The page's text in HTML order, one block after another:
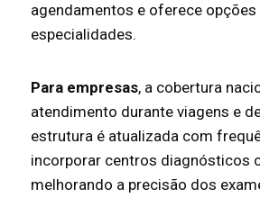
agendamentos e oferece
especialidades.
Para empresas, a cobertura
atendimento durante viagens e
estrutura é atualizada com
incorporar centros diagnósticos
melhorando a precisão dos